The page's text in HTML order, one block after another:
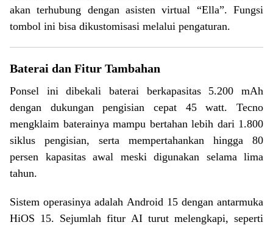
akan terhubung dengan asisten virtual “Ella”. Fungsi
tombol ini bisa dikustomisasi melalui pengaturan.
Baterai dan Fitur Tambahan
Ponsel ini dibekali baterai berkapasitas 5.200 mAh
dengan dukungan pengisian cepat 45 watt. Tecno
mengklaim baterainya mampu bertahan lebih dari 1.800
siklus pengisian, serta mempertahankan hingga 80
persen kapasitas awal meski digunakan selama lima
tahun.
Sistem operasinya adalah Android 15 dengan antarmuka
HiOS 15. Sejumlah fitur AI turut melengkapi, seperti